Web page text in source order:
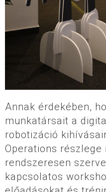
Annak érdekében,
munkatársait a
robotizáció
Operations részlege
rendszeresen
kapcsolatos